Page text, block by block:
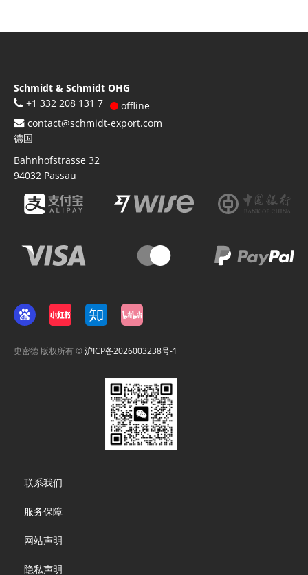
Schmidt & Schmidt OHG
+1 332 208 131 7
offline
contact@schmidt-export.com
德国
Bahnhofstrasse 32
94032 Passau
史密德 版权所有 ©沪ICP备2026003238号-1
menu
联系我们
服务保障
网站声明
隐私声明